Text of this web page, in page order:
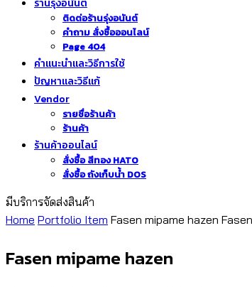
ติดต่อร้านรุ่งอนันต์
คำถาม สั่งซื้อออนไลน์
Page 404
คำแนะนำและวิธีการใช้
ปัญหาและวิธีแก้
Vendor
รายชื่อร้านค้า
ร้านค้า
ร้านค้าออนไลน์
สั่งซื้อ สีทอง HATO
สั่งซื้อ ถังเก็บน้ำ DOS
มีบริการจัดส่งสินค้า
Home Portfolio Item Fasen mipame hazen
Fasen mipame hazen